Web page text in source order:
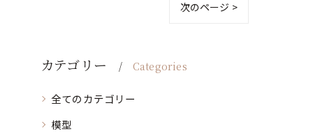
次のページ >
カテゴリー Categories
全てのカテゴリー
模型